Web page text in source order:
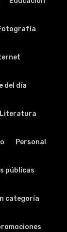
del día
Literatura
Personal
públicas
categoría